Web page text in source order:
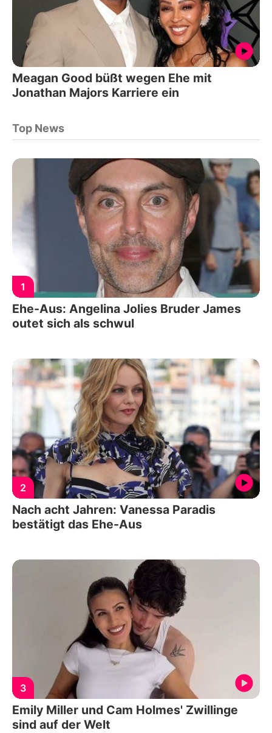
Meagan Good büßt wegen Ehe mit
Jonathan Majors Karriere ein
Top News
1
Ehe-Aus: Angelina Jolies Bruder James
outet sich als schwul
2
Nach acht Jahren: Vanessa Paradis
bestätigt das Ehe-Aus
3
Emily Miller und Cam Holmes' Zwillinge
sind auf der Welt